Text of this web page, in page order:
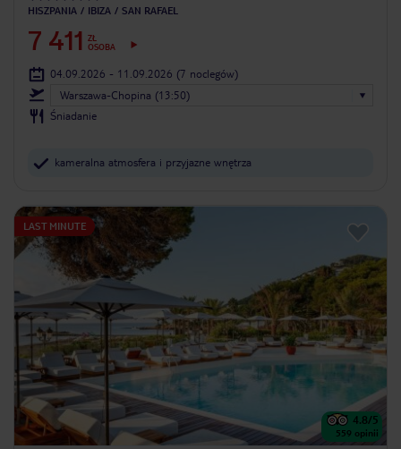
HISZPANIA IBIZA SAN RAFAEL
7 411
ZŁ
OSOBA
04.09.2026 - 11.09.2026 (7 noclegów)
Warszawa-Chopina (13:50)
Śniadanie
kameralna atmosfera i przyjazne wnętrza
LAST MINUTE
4.8/5
559 opinii